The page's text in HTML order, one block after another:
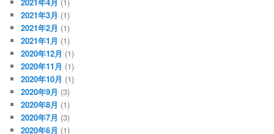
2021年3月 (1)
2021年2月 (1)
2021年1月 (1)
2020年12月 (1)
2020年11月 (1)
2020年10月 (1)
2020年9月 (3)
2020年8月 (1)
2020年7月 (3)
2020年6月 (1)